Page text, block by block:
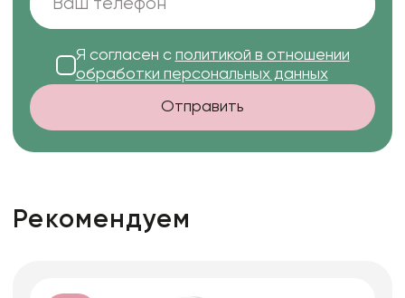
Я согласен с политикой в отношении
обработки персональных данных
Отправить
Рекомендуем